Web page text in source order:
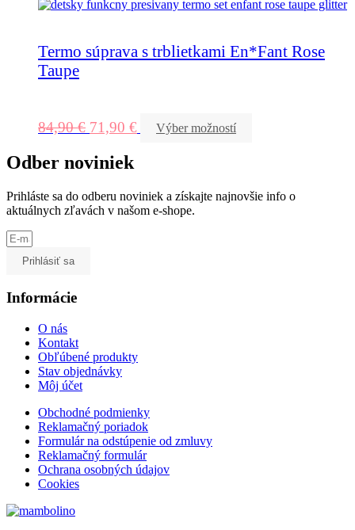
Termo súprava s trblietkami En*Fant Rose
Taupe
84,90€ 71,90 € Výber možností
Odber noviniek
Prihláste sa do odberu noviniek a získajte najnovšie info o
aktuálnych zľavách v našom e-shope.
Prihlásiť sa
Informácie
O nás
Kontakt
Obľúbené produkty
Stav objednávky
Môj účet
Obchodné podmienky
Reklamačný poriadok
Formulár na odstúpenie od zmluvy
Reklamačný formulár
Ochrana osobných údajov
Cookies